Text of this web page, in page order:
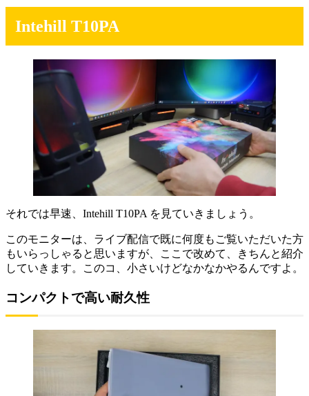
Intehill T10PA
それでは早速、Intehill T10PA を見ていきましょう。
このモニターは、ライブ配信で既に何度もご覧いただいた方
もいらっしゃると思いますが、ここで改めて、きちんと紹介
していきます。このコ、小さいけどなかなかやるんですよ。
コンパクトで高い耐久性